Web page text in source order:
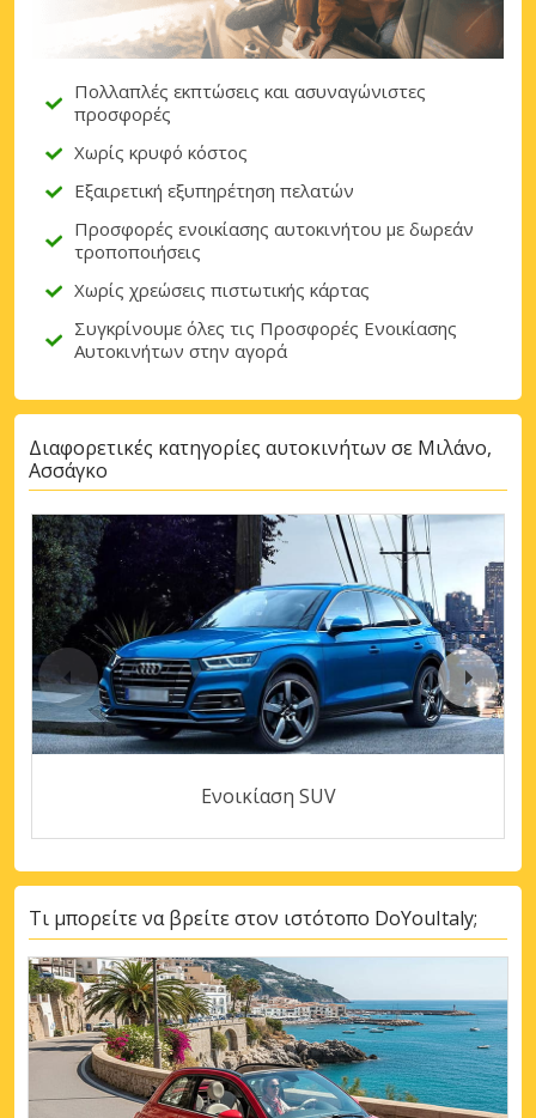
Πολλαπλές εκπτώσεις και ασυναγώνιστες
προσφορές
Χωρίς κρυφό κόστος
Εξαιρετική εξυπηρέτηση πελατών
Προσφορές ενοικίασης αυτοκινήτου με δωρεάν
τροποποιήσεις
Χωρίς χρεώσεις πιστωτικής κάρτας
Συγκρίνουμε όλες τις Προσφορές Ενοικίασης
Αυτοκινήτων στην αγορά
Διαφορετικές κατηγορίες αυτοκινήτων σε Μιλάνο,
Ασσάγκο
Ενοικίαση SUV
Τι μπορείτε να βρείτε στον ιστότοπο DoYouItaly;